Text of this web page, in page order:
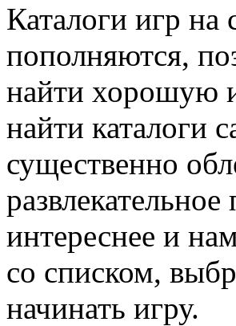
Каталоги игр на
пополняются,
найти хорошую
найти каталоги
существенно
интереснее и
со списком,
начинать игру.